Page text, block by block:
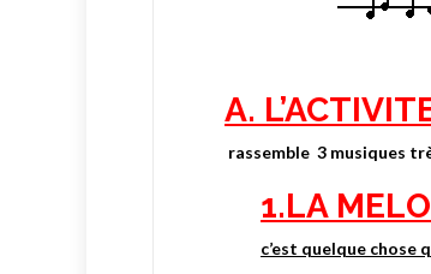
A.
rassemble 3 musiques
1.LA
c’est quelque chose